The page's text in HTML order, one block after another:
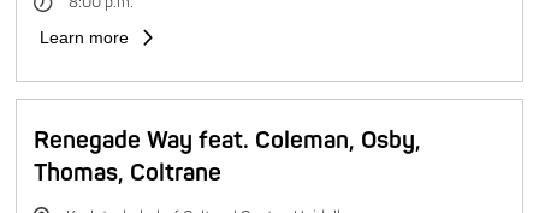
Learn more
Renegade Way feat. Coleman, Osby,
Thomas, Coltrane